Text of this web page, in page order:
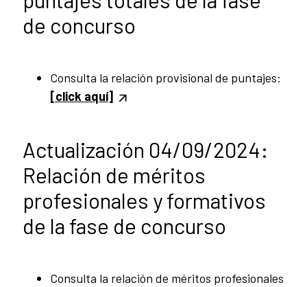
de concurso
Consulta la relación provisional de puntajes:
[click aquí]
Actualización 04/09/2024:
Relación de méritos
profesionales y formativos
de la fase de concurso
Consulta la relación de méritos profesionales